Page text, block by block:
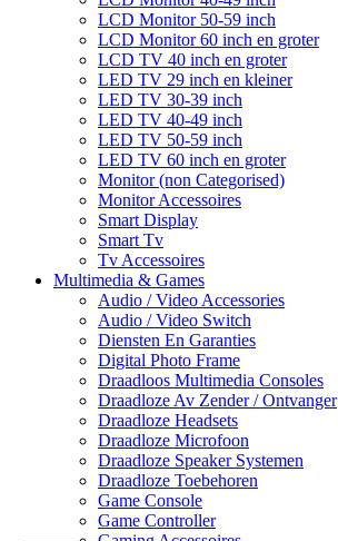
LCD Monitor 50-59 inch
LCD Monitor 60 inch en groter
LCD TV 40 inch en groter
LED TV 29 inch en kleiner
LED TV 30-39 inch
LED TV 40-49 inch
LED TV 50-59 inch
LED TV 60 inch en groter
Monitor (non Categorised)
Monitor Accessoires
Smart Display
Smart Tv
Tv Accessoires
Multimedia & Games
Audio / Video Accessories
Audio / Video Switch
Diensten En Garanties
Digital Photo Frame
Draadloos Multimedia Consoles
Draadloze Av Zender / Ontvanger
Draadloze Headsets
Draadloze Microfoon
Draadloze Speaker Systemen
Draadloze Toebehoren
Game Console
Game Controller